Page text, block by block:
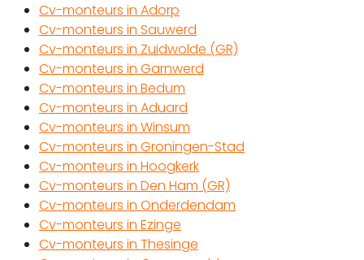
Cv-monteurs in Adorp
Cv-monteurs in Sauwerd
Cv-monteurs in Zuidwolde (GR)
Cv-monteurs in Garnwerd
Cv-monteurs in Bedum
Cv-monteurs in Aduard
Cv-monteurs in Winsum
Cv-monteurs in Groningen-Stad
Cv-monteurs in Hoogkerk
Cv-monteurs in Den Ham (GR)
Cv-monteurs in Onderdendam
Cv-monteurs in Ezinge
Cv-monteurs in Thesinge